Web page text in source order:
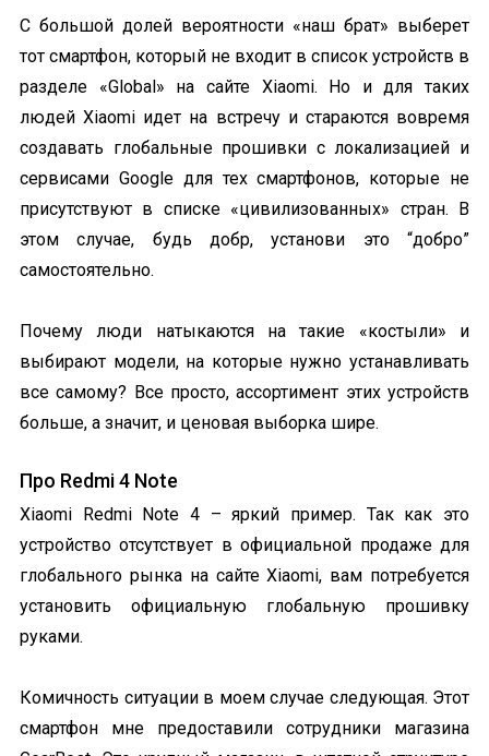
С большой долей вероятности «наш брат» выберет
тот смартфон, который не входит в список устройств в
разделе «Global» на сайте Xiaomi. Но и для таких
людей Xiaomi идет на встречу и стараются вовремя
создавать глобальные прошивки c локализацией и
сервисами Google для тех смартфонов, которые не
присутствуют в списке «цивилизованных» стран. В
этом случае, будь добр, установи это “добро”
самостоятельно.
Почему люди натыкаются на такие «костыли» и
выбирают модели, на которые нужно устанавливать
все самому? Все просто, ассортимент этих устройств
больше, а значит, и ценовая выборка шире.
Про Redmi 4 Note
Xiaomi Redmi Note 4 – яркий пример. Так как это
устройство отсутствует в официальной продаже для
глобального рынка на сайте Xiaomi, вам потребуется
установить официальную глобальную прошивку
руками.
Комичность ситуации в моем случае следующая. Этот
смартфон мне предоставили сотрудники магазина